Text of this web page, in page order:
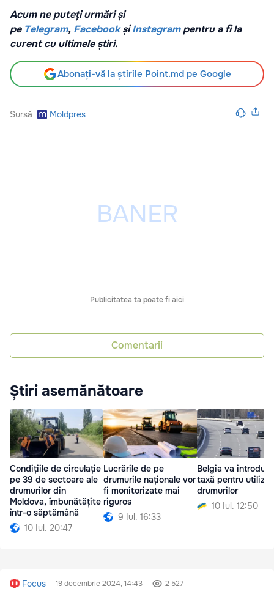
Acum ne puteți urmări și
pe Telegram, FacebookșiInstagrampentru a fi la
curent cu ultimele știri.
Abonați-vă la știrile Point.md pe Google
Sursă Moldpres
Publicitatea ta poate fi aici
Comentarii
Știri asemănătoare
Condițiile de circulație
pe 39 de sectoare ale
drumurilor din
Moldova, îmbunătățite
într-o săptămână
10 Iul. 20:47
Lucrările de pe
drumurile naționale vor
fi monitorizate mai
riguros
9 Iul. 16:33
Belgia va
taxă pentru
drumurilor
10 Iul. 12:50
Focus 19 decembrie 2024, 14:43 2 527